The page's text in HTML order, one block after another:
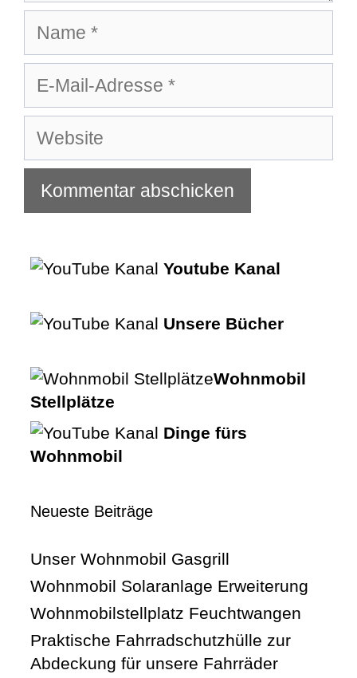
Name
E-
Adresse
Website
Youtube Kanal
Unsere Bücher
Wohnmobil
Stellplätze
Dinge fürs
Wohnmobil
Neueste Beiträge
Unser Wohnmobil Gasgrill
Wohnmobil Solaranlage Erweiterung
Wohnmobilstellplatz Feuchtwangen
Praktische Fahrradschutzhülle zur
Abdeckung für unsere Fahrräder